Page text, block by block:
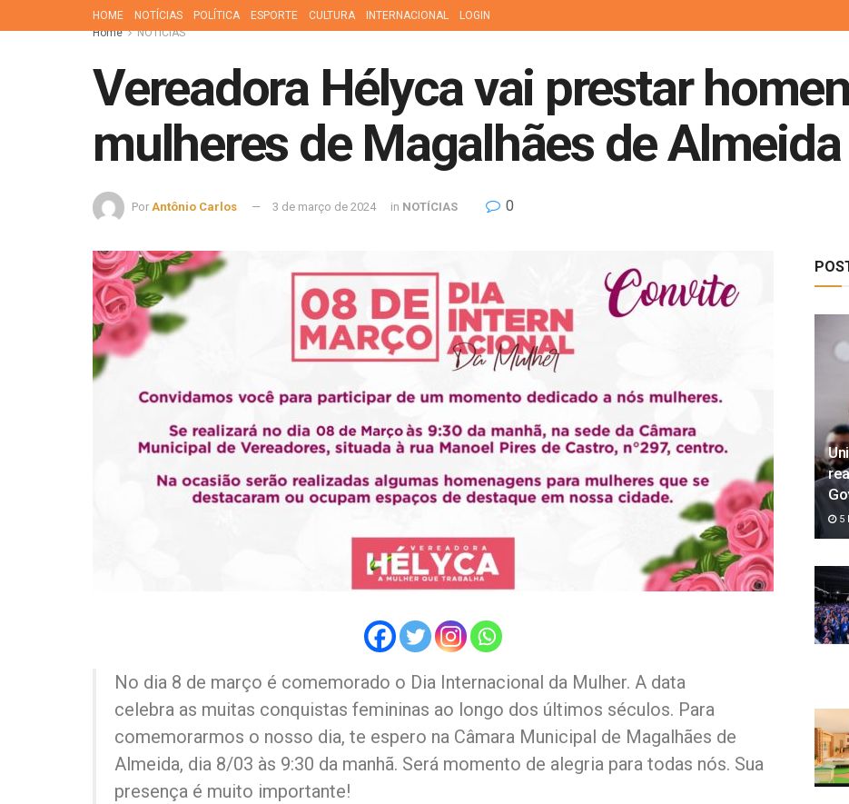
HOME NOTÍCIAS POLÍTICA ESPORTE CULTURA INTERNACIONAL LOGIN
Home
NOTÍCIAS
Vereadora Hélyca vai prestar
mulheres de Magalhães de Almeida
Por Antônio Carlos 3 de março de 2024 in NOTÍCIAS 0
No dia 8 de março é comemorado o Dia Internacional da Mulher. A data
celebra as muitas conquistas femininas ao longo dos últimos séculos. Para
comemorarmos o nosso dia, te espero na Câmara Municipal de Magalhães de
Almeida, dia 8/03 às 9:30 da manhã. Será momento de alegria para todas nós. Sua
presença é muito importante!
5